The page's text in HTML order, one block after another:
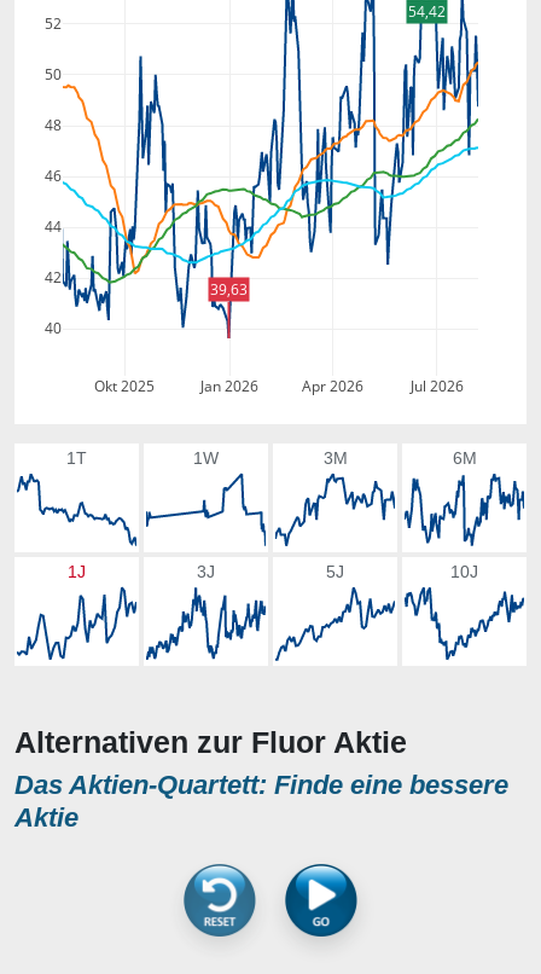
Okt 2025 Jan 2026 Apr 2026 Jul 2026
40
42
44
46
48
50
52
54,42
39,63
1T 1W 3M 6M
1J 3J 5J 10J
Alternativen zur Fluor Aktie
Das Aktien-Quartett: Finde eine bessere
Aktie